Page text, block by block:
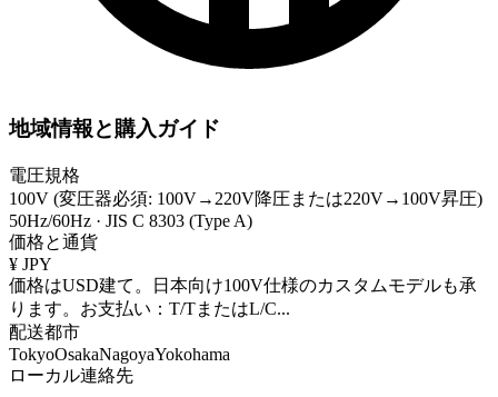
地域情報と購入ガイド
電圧規格
100V (変圧器必須: 100V→220V降圧または220V→100V昇圧)
50Hz/60Hz · JIS C 8303 (Type A)
価格と通貨
¥ JPY
価格はUSD建て。日本向け100V仕様のカスタムモデルも承
ります。お支払い：T/TまたはL/C...
配送都市
TokyoOsakaNagoyaYokohama
ローカル連絡先